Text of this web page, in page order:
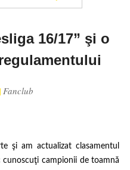
16/17” şi o
Fanclub
şi am actualizat clasamentul
campionii de toamnă